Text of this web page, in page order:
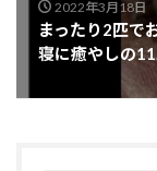
2022年3月18日
まったり2匹で
寝に癒やしの